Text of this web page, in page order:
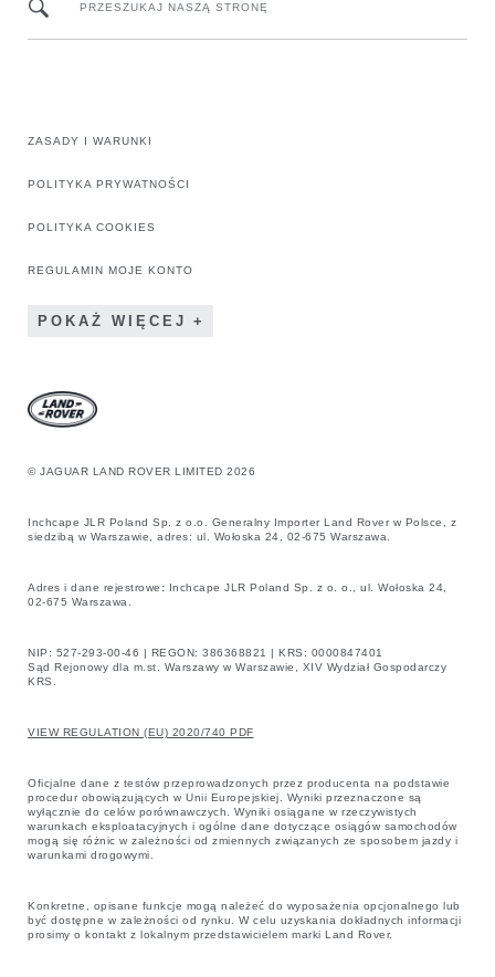
PRZESZUKAJ NASZĄ STRONĘ
ZASADY I WARUNKI
POLITYKA PRYWATNOŚCI
POLITYKA COOKIES
REGULAMIN MOJE KONTO
POKAŻ WIĘCEJ
© JAGUAR LAND ROVER LIMITED 2026
Inchcape JLR Poland Sp. z o.o. Generalny Importer Land Rover w Polsce, z
siedzibą w Warszawie, adres: ul. Wołoska 24, 02-675 Warszawa.
Adres i dane rejestrowe : Inchcape JLR Poland Sp. z o. o., ul. Wołoska 24,
02-675 Warszawa.
NIP: 527-293-00-46 | REGON: 386368821 | KRS: 0000847401
Sąd Rejonowy dla m.st. Warszawy w Warszawie, XIV Wydział Gospodarczy
KRS.
VIEW REGULATION (EU) 2020/740 PDF
Oficjalne dane z testów przeprowadzonych przez producenta na podstawie
procedur obowiązujących w Unii Europejskiej. Wyniki przeznaczone są
wyłącznie do celów porównawczych. Wyniki osiągane w rzeczywistych
warunkach eksploatacyjnych i ogólne dane dotyczące osiągów samochodów
mogą się różnic w zależności od zmiennych związanych ze sposobem jazdy i
warunkami drogowymi.
Konkretne, opisane funkcje mogą należeć do wyposażenia opcjonalnego lub
być dostępne w zależności od rynku. W celu uzyskania dokładnych informacji
prosimy o kontakt z lokalnym przedstawicielem marki Land Rover.